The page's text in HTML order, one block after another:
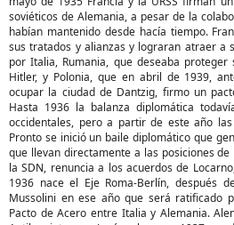
soviéticos de Alemania, a pesar de la
habían mantenido desde hacía tiempo.
sus tratados y alianzas y lograran atraer a
por Italia, Rumania, que deseaba
Hitler, y Polonia, que en abril de 1939,
ocupar la ciudad de Dantzig, firmo un
Hasta 1936 la balanza diplomática
occidentales, pero a partir de este año
Pronto se inició un baile diplomático que
que llevan directamente a las posiciones
la SDN, renuncia a los acuerdos de
1936 nace el Eje Roma-Berlín, después
Mussolini en ese año que será ratificado
Pacto de Acero entre Italia y Alemania.